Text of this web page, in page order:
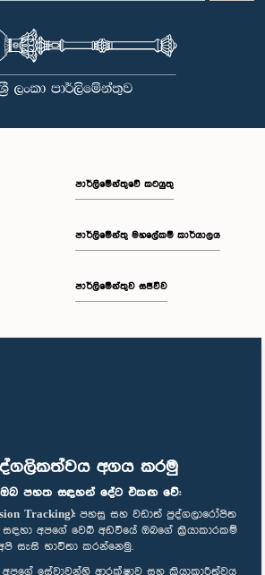
අගය කරමු
පහත සඳහන් දේට එකඟ වේ:
Tracking): පහසු සහ වඩාත් පුද්ගලාරෝපිත
අපගේ වෙබ් අඩවියේ ඔබගේ ක්‍රියාකාරකම්
සැසි භාවිතා කරන්නෙමු.
අපගේ සේවාවන්හි ආරක්ෂාව සහ ක්‍රියාකාරීත්වය
පාර්ලිමේන්තුවේ කටයුතු
පාර්ලිමේන්තු මහලේකම් කාර්යාලය
පාර්ලිමේන්තුව සජීවීව
: